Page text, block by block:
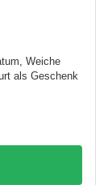
Weiche
als Geschenk